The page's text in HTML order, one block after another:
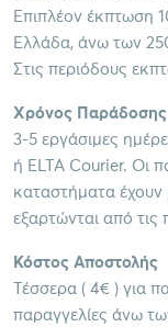
Επιπλέον έκπτωση
Ελλάδα, άνω των
Στις περιόδους
Χρόνος Παράδοσης
3-5 εργάσιμες
ή ELTA Courier. Οι
καταστήματα
εξαρτώνται από
Κόστος Αποστολής
Τέσσερα ( 4€ ) για
παραγγελίες άνω